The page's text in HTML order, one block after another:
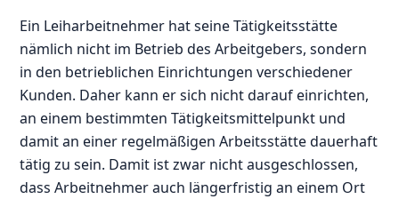
Ein Leiharbeitnehmer hat seine Tätigkeitsstätte
nämlich nicht im Betrieb des Arbeitgebers, sondern
in den betrieblichen Einrichtungen verschiedener
Kunden. Daher kann er sich nicht darauf einrichten,
an einem bestimmten Tätigkeitsmittelpunkt und
damit an einer regelmäßigen Arbeitsstätte dauerhaft
tätig zu sein. Damit ist zwar nicht ausgeschlossen,
dass Arbeitnehmer auch längerfristig an einem Ort